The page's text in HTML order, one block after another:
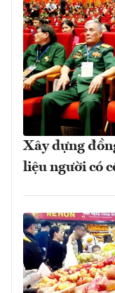
Xây dựng
liệu người có